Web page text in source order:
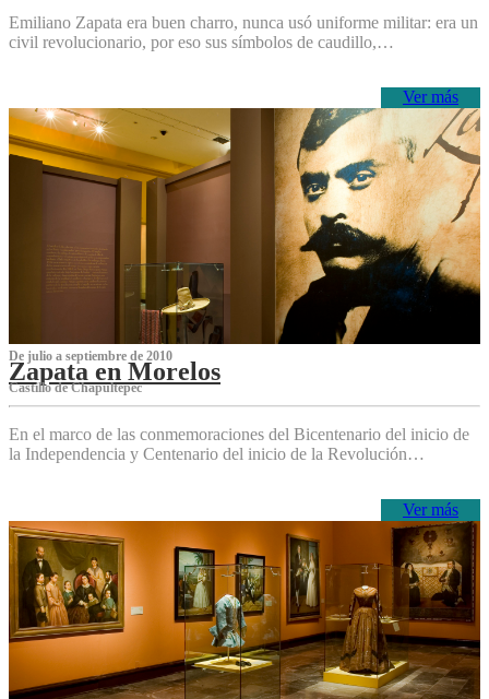
Emiliano Zapata era buen charro, nunca usó uniforme militar: era un
civil revolucionario, por eso sus símbolos de caudillo,…
Ver más
De julio a septiembre de 2010
Zapata en Morelos
Castillo de Chapultepec
En el marco de las conmemoraciones del Bicentenario del inicio de
la Independencia y Centenario del inicio de la Revolución…
Ver más